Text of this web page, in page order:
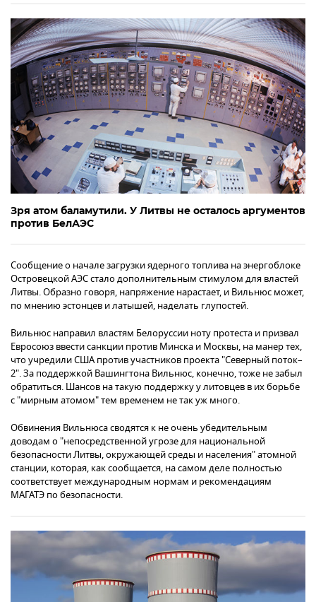
Зря атом баламутили. У Литвы не осталось аргументов
против БелАЭС
Сообщение о начале загрузки ядерного топлива на энергоблоке
Островецкой АЭС стало дополнительным стимулом для властей
Литвы. Образно говоря, напряжение нарастает, и Вильнюс может,
по мнению эстонцев и латышей, наделать глупостей.
Вильнюс направил властям Белоруссии ноту протеста и призвал
Евросоюз ввести санкции против Минска и Москвы, на манер тех,
что учредили США против участников проекта "Северный поток–
2". За поддержкой Вашингтона Вильнюс, конечно, тоже не забыл
обратиться. Шансов на такую поддержку у литовцев в их борьбе
с "мирным атомом" тем временем не так уж много.
Обвинения Вильнюса сводятся к не очень убедительным
доводам о "непосредственной угрозе для национальной
безопасности Литвы, окружающей среды и населения" атомной
станции, которая, как сообщается, на самом деле полностью
соответствует международным нормам и рекомендациям
МАГАТЭ по безопасности.